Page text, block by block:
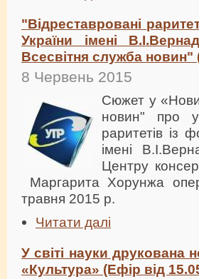
"Відреставровані
України імені
Всесвітня служба новин"
8 Червень 2015
Сюжет у
новин" про
раритетів із
імені
Центру
Маргарита Хорунжа
травня 2015 р.
Читати далі
У світі науки
«Культура» (Ефір від